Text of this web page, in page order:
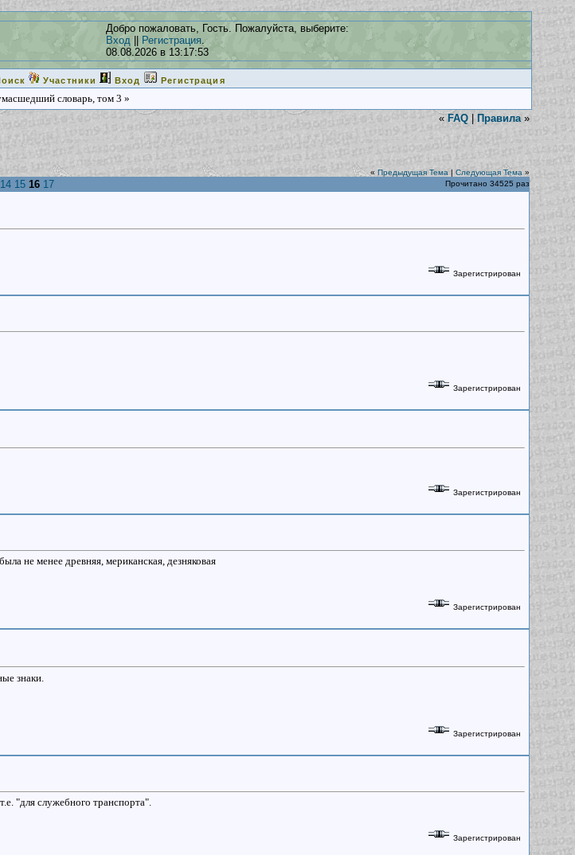
Добро пожаловать, Гость. Пожалуйста, выберите:
Вход
Регистрация.
08.08.2026 в 13:17:53
Участники Вход Регистрация
словарь, том 3 »
« FAQ | Правила »
« Предыдущая Тема | Следующая Тема »
14 15 16 17 Прочитано 34525 раз
Зарегистрирован
Зарегистрирован
Зарегистрирован
не менее древняя, мериканская, дезняковая
Зарегистрирован
знаки.
Зарегистрирован
"для служебного транспорта".
Зарегистрирован